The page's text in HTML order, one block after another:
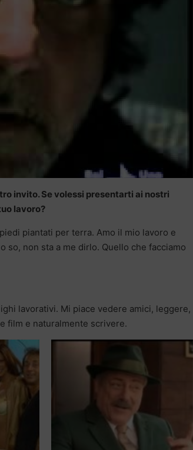
invito. Se volessi presentarti ai nostri
lavoro?
piantati per terra. Amo il mio lavoro e
so, non sta a me dirlo. Quello che facciamo
lavorativi. Mi piace vedere amici, leggere,
film e naturalmente scrivere.